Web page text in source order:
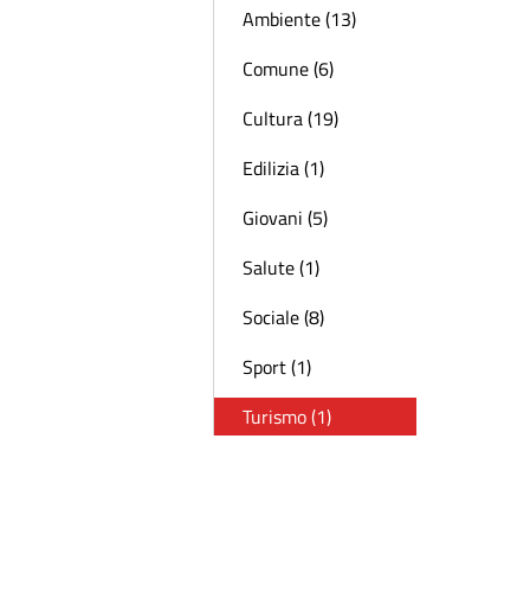
Ambiente (13)
Comune (6)
Cultura (19)
Edilizia (1)
Giovani (5)
Salute (1)
Sociale (8)
Sport (1)
Turismo (1)